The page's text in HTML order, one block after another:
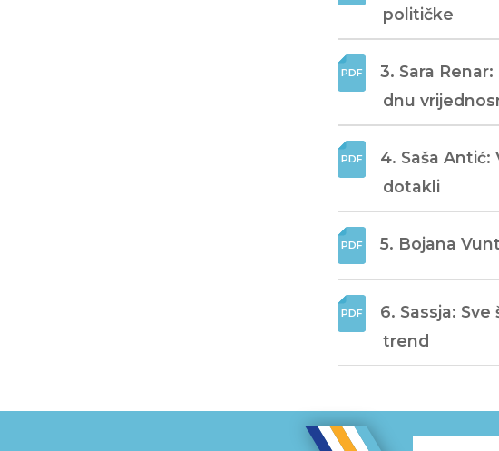
političke
3. Sara
dnu
4. Saša
dotakli
5. Bojana
6. Sassja:
trend